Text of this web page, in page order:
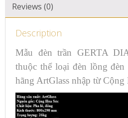
Reviews (0)
Description
Mẫu đèn trần GERTA
thuộc thể loại đèn lồng đèn
hãng ArtGlass nhập từ Cộng